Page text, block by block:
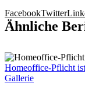
FacebookTwitter
Ähnliche
Homeoffice-Pflicht
Gallerie